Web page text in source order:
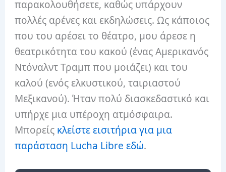
παρακολουθήσετε, καθώς υπάρχουν
πολλές αρένες και εκδηλώσεις. Ως κάποιος
που του αρέσει το θέατρο, μου άρεσε η
θεατρικότητα του κακού (ένας Αμερικανός
Ντόναλντ Τραμπ που μοιάζει) και του
καλού (ενός ελκυστικού, ταιριαστού
Μεξικανού). Ήταν πολύ διασκεδαστικό και
υπήρχε μια υπέροχη ατμόσφαιρα.
Μπορείς κλείστε εισιτήρια για μια
παράσταση Lucha Libre εδώ.